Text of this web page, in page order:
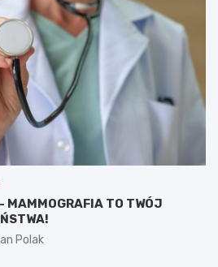
MAMMOGRAFIA TO TWÓJ
Polak